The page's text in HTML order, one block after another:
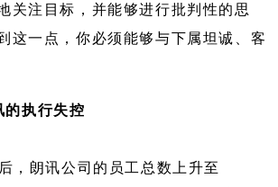
关注目标，并能够进行批判性的思
这一点，你必须能够与下属坦诚、客
的执行失控
，朗讯公司的员工总数上升至